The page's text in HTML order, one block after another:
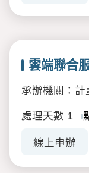
雲端聯合
承辦機關：計
處理天數 1
線上申辦